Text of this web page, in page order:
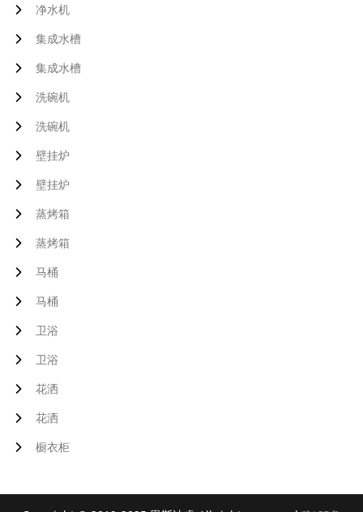
净水机
集成水槽
集成水槽
洗碗机
洗碗机
壁挂炉
壁挂炉
蒸烤箱
蒸烤箱
马桶
马桶
卫浴
卫浴
花洒
花洒
橱衣柜